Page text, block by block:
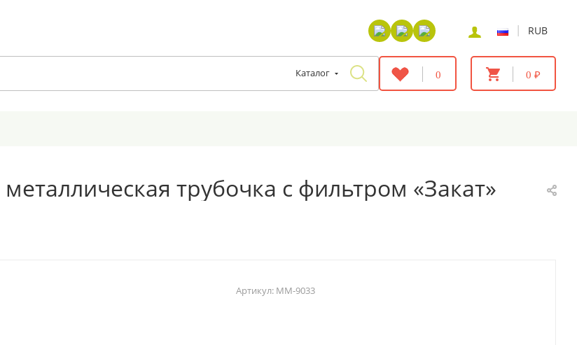
| RUB
Каталог 0 0 ₽
трубочка с фильтром «Закат»
Артикул: MM-9033